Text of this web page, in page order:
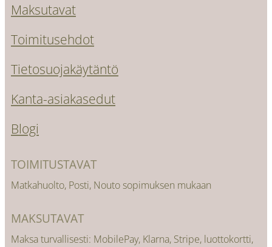
Maksutavat
Toimitusehdot
Tietosuojakäytäntö
Kanta-asiakasedut
Blogi
TOIMITUSTAVAT
Matkahuolto, Posti, Nouto sopimuksen mukaan
MAKSUTAVAT
Maksa turvallisesti: MobilePay, Klarna, Stripe, luottokortti,